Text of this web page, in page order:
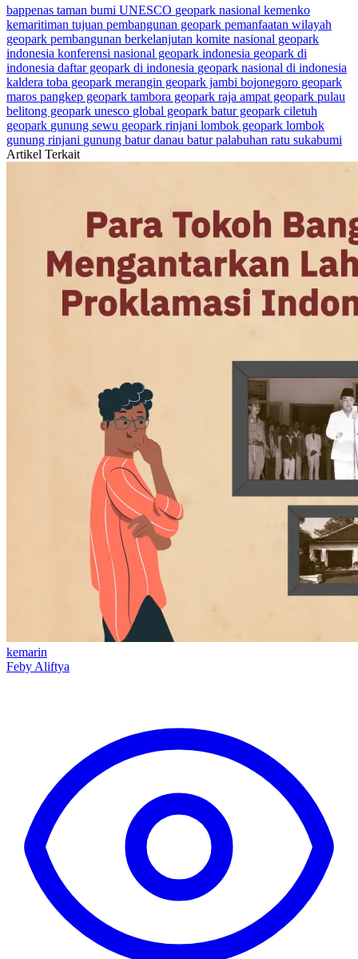
bappenas taman bumi UNESCO geopark nasional kemenko
kemaritiman tujuan pembangunan geopark pemanfaatan wilayah
geopark pembangunan berkelanjutan komite nasional geopark
indonesia konferensi nasional geopark indonesia geopark di
indonesia daftar geopark di indonesia geopark nasional di indonesia
kaldera toba geopark merangin geopark jambi bojonegoro geopark
maros pangkep geopark tambora geopark raja ampat geopark pulau
belitong geopark unesco global geopark batur geopark ciletuh
geopark gunung sewu geopark rinjani lombok geopark lombok
gunung rinjani gunung baturdanau baturpalabuhan ratu sukabumi
Artikel Terkait
kemarin
Feby Aliftya